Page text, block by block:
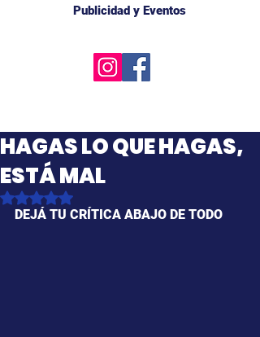
Publicidad y Eventos
HAGAS LO QUE HAGAS,
ESTÁ MAL
Obtuvo NaN de 5 estrellas.
DEJÁ TU CRÍTICA ABAJO DE TODO